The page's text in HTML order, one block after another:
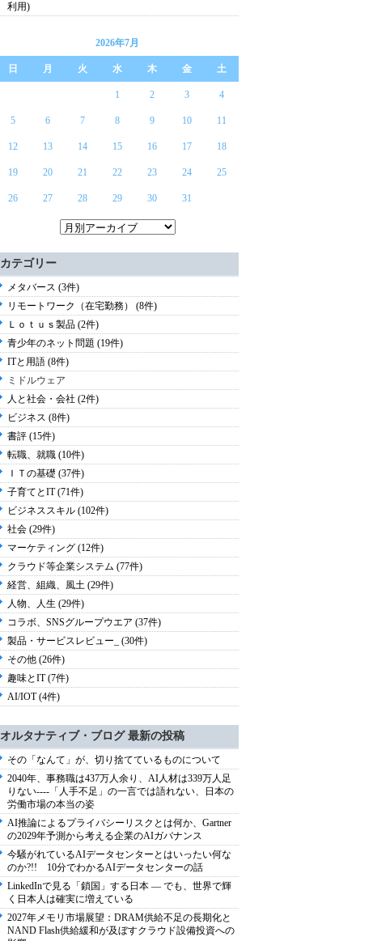
利用)
2026年7月
日 月 火 水 木 金 土
1 2 3 4
5 6 7 8 9 10 11
12 13 14 15 16 17 18
19 20 21 22 23 24 25
26 27 28 29 30 31
カテゴリー
メタバース (3件)
リモートワーク（在宅勤務） (8件)
Ｌｏｔｕｓ製品 (2件)
青少年のネット問題 (19件)
ITと用語 (8件)
ミドルウェア
人と社会・会社 (2件)
ビジネス (8件)
書評 (15件)
転職、就職 (10件)
ＩＴの基礎 (37件)
子育てとIT (71件)
ビジネススキル (102件)
社会 (29件)
マーケティング (12件)
クラウド等企業システム (77件)
経営、組織、風土 (29件)
人物、人生 (29件)
コラボ、SNSグループウエア (37件)
製品・サービスレビュー_ (30件)
その他 (26件)
趣味とIT (7件)
AI/IOT (4件)
オルタナティブ・ブログ 最新の投稿
その「なんて」が、切り捨てているものについて
2040年、事務職は437万人余り、AI人材は339万人足
りない----「人手不足」の一言では語れない、日本の
労働市場の本当の姿
AI推論によるプライバシーリスクとは何か、Gartner
の2029年予測から考える企業のAIガバナンス
今騒がれているAIデータセンターとはいったい何な
のか?!! 10分でわかるAIデータセンターの話
LinkedInで見る「鎖国」する日本 ― でも、世界で輝
く日本人は確実に増えている
2027年メモリ市場展望：DRAM供給不足の長期化と
NAND Flash供給緩和が及ぼすクラウド設備投資への